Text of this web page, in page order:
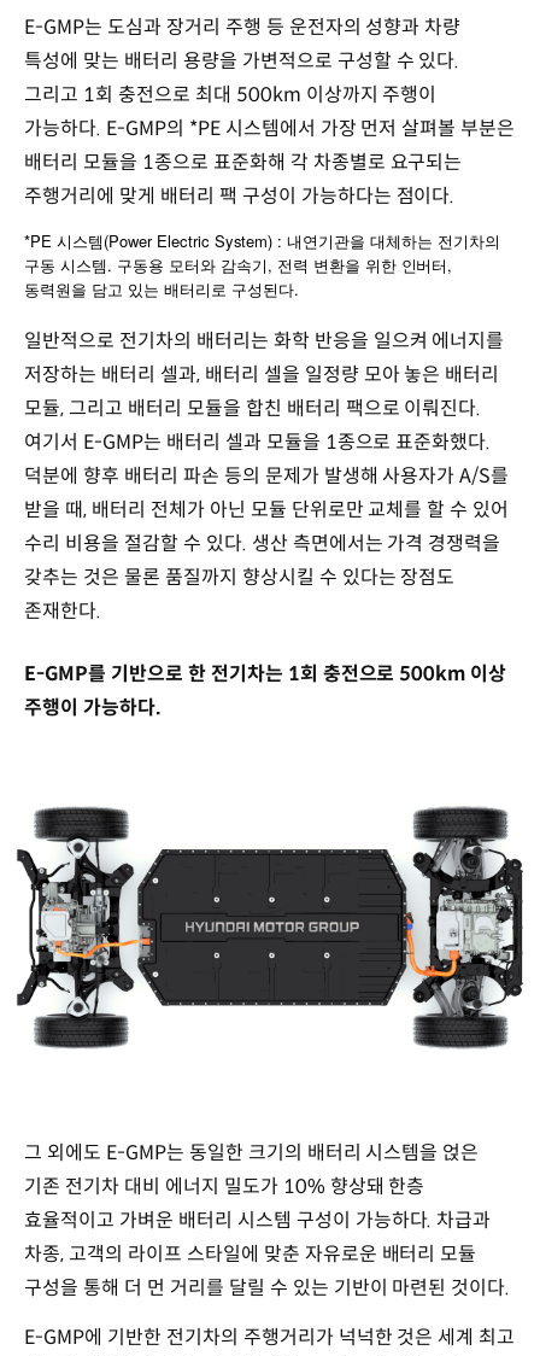
E-GMP는 도심과 장거리 주행 등 운전자의 성향과 차량
특성에 맞는 배터리 용량을 가변적으로 구성할 수 있다.
그리고 1회 충전으로 최대 500km 이상까지 주행이
가능하다. E-GMP의 *PE 시스템에서 가장 먼저 살펴볼 부분은
배터리 모듈을 1종으로 표준화해 각 차종별로 요구되는
주행거리에 맞게 배터리 팩 구성이 가능하다는 점이다.
*PE 시스템 (Power Electric System) :내연기관을 대체하는 전기차의
구동 시스템 . 구동용 모터와 감속기 , 전력 변환을 위한 인버터 ,
동력원을 담고 있는 배터리로 구성된다.
일반적으로 전기차의 배터리는 화학 반응을 일으켜 에너지를
저장하는 배터리 셀과, 배터리 셀을 일정량 모아 놓은 배터리
모듈, 그리고 배터리 모듈을 합친 배터리 팩으로 이뤄진다.
여기서 E-GMP는 배터리 셀과 모듈을 1종으로 표준화했다.
덕분에 향후 배터리 파손 등의 문제가 발생해 사용자가 A/S를
받을 때, 배터리 전체가 아닌 모듈 단위로만 교체를 할 수 있어
수리 비용을 절감할 수 있다. 생산 측면에서는 가격 경쟁력을
갖추는 것은 물론 품질까지 향상시킬 수 있다는 장점도
존재한다.
E-GMP를 기반으로 한 전기차는 1회 충전으로 500km 이상
주행이 가능하다.
그 외에도 E-GMP는 동일한 크기의 배터리 시스템을 얹은
기존 전기차 대비 에너지 밀도가 10% 향상돼 한층
효율적이고 가벼운 배터리 시스템 구성이 가능하다. 차급과
차종, 고객의 라이프 스타일에 맞춘 자유로운 배터리 모듈
구성을 통해 더 먼 거리를 달릴 수 있는 기반이 마련된 것이다.
E-GMP에 기반한 전기차의 주행거리가 넉넉한 것은 세계 최고